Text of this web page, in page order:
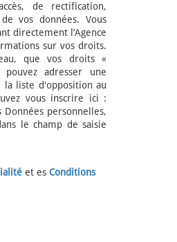
de rectification,
vos données. Vous
directement l’Agence
sur vos droits.
que vos droits «
adresser une
la liste d'opposition au
vous inscrire ici :
personnelles,
le champ de saisie
et es Conditions